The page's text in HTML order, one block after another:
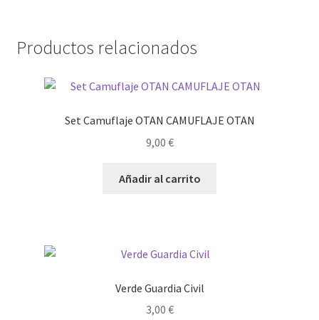
Productos relacionados
Set Camuflaje OTAN CAMUFLAJE OTAN
9,00 €
Añadir al carrito
Verde Guardia Civil
3,00 €